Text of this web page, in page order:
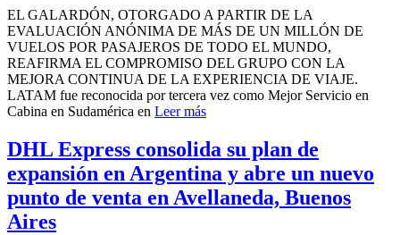
EL GALARDÓN, OTORGADO A PARTIR DE LA
EVALUACIÓN ANÓNIMA DE MÁS DE UN MILLÓN DE
VUELOS POR PASAJEROS DE TODO EL MUNDO,
REAFIRMA EL COMPROMISO DEL GRUPO CON LA
MEJORA CONTINUA DE LA EXPERIENCIA DE VIAJE.
LATAM fue reconocida por tercera vez como Mejor Servicio en
Cabina en Sudamérica en Leer más
DHL Express consolida su plan de
expansión en Argentina y abre un nuevo
punto de venta en Avellaneda, Buenos
Aires